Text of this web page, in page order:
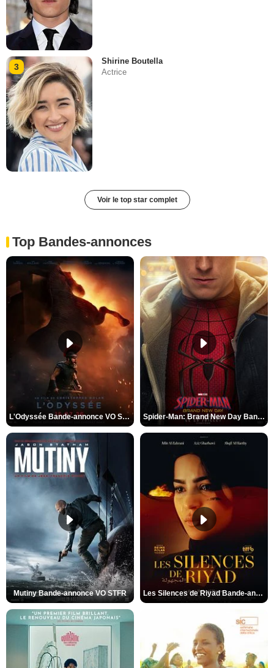
3
Shirine Boutella
Actrice
Voir le top star complet
Top Bandes-annonces
L'Odyssée Bande-annonce VO STFR Spider-Man: Brand New Day Bande-annonce VO STFR
Mutiny Bande-annonce VO STFR Les Silences de Riyad Bande-annonce VO STFR